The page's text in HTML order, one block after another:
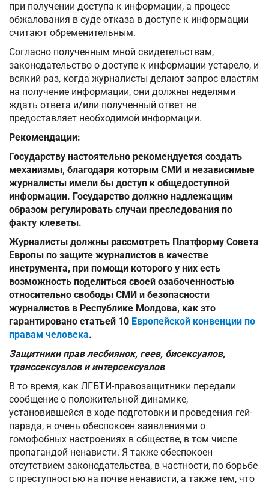
при получении доступа к информации, а процесс
обжалования в суде отказа в доступе к информации
считают обременительным.
Согласно полученным мной свидетельствам,
законодательство о доступе к информации устарело, и
всякий раз, когда журналисты делают запрос властям
на получение информации, они должны неделями
ждать ответа и/или полученный ответ не
предоставляет необходимой информации.
Рекомендации:
Государству настоятельно рекомендуется создать
механизмы, благодаря которым СМИ и независимые
журналисты имели бы доступ к общедоступной
информации. Государство должно надлежащим
образом регулировать случаи преследования по
факту клеветы.
Журналисты должны рассмотреть Платформу Совета
Европы по защите журналистов в качестве
инструмента, при помощи которого у них есть
возможность поделиться своей озабоченностью
относительно свободы СМИ и безопасности
журналистов в Республике Молдова, как это
гарантировано статьей 10 Европейской конвенции по
правам человека.
Защитники прав лесбиянок, геев, бисексуалов,
транссексуалов и интерсексуалов
В то время, как ЛГБТИ-правозащитники передали
сообщение о положительной динамике,
установившейся в ходе подготовки и проведения гей-
парада, я очень обеспокоен заявлениями о
гомофобных настроениях в обществе, в том числе
пропагандой ненависти. Я также обеспокоен
отсутствием законодательства, в частности, по борьбе
с преступностью на почве ненависти, а также тем, что